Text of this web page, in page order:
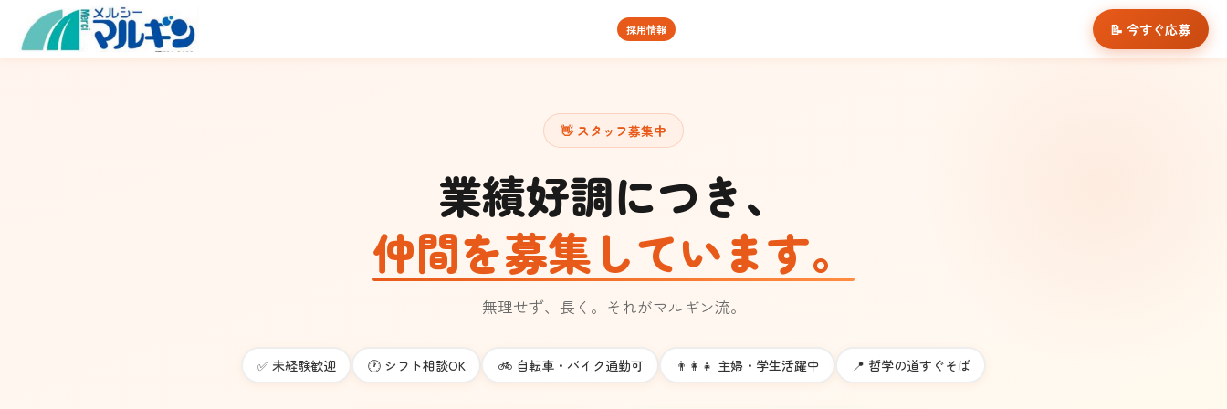
採用情報 📝 今すぐ応募
👋 スタッフ募集中
業績好調につき、
仲間を募集しています。
無理せず、長く。それがマルギン流。
✅ 未経験歓迎 🕐 シフト相談OK 🚲 自転車・バイク通勤可 👨‍👩‍👧 主婦・学生活躍中 📍 哲学の道すぐそば